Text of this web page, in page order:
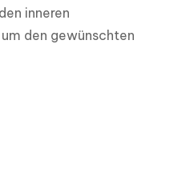
inneren
den gewünschten